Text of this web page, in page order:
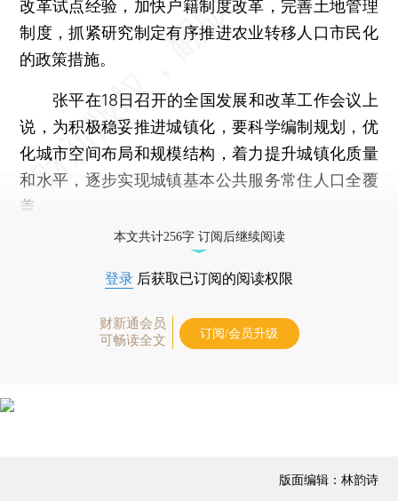
改革试点经验，加快户籍制度改革，完善土地管理
制度，抓紧研究制定有序推进农业转移人口市民化
的政策措施。
张平在18日召开的全国发展和改革工作会议上
说，为积极稳妥推进城镇化，要科学编制规划，优
化城市空间布局和规模结构，着力提升城镇化质量
和水平，逐步实现城镇基本公共服务常住人口全覆
盖。
本文共计256字 订阅后继续阅读
登录 后获取已订阅的阅读权限
财新通会员
可畅读全文
订阅/会员升级
版面编辑：林韵诗